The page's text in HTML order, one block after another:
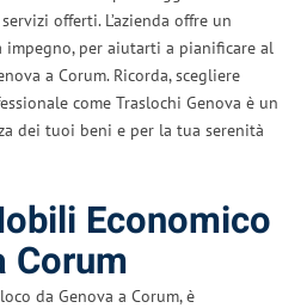
offerti. L’azienda offre un
per aiutarti a pianificare al
a Corum. Ricorda, scegliere
come Traslochi Genova è un
dei tuoi beni e per la tua serenità
Economico
Corum
da Genova a Corum, è